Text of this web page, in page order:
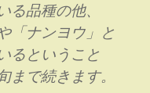
る品種の他、
「ナンヨウ」と
るということ
まで続きます。